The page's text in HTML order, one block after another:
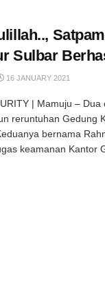
Sulbar
16 JANUARY 2021
| Mamuju –
reruntuhan Gedung
bernama
keamanan Kantor